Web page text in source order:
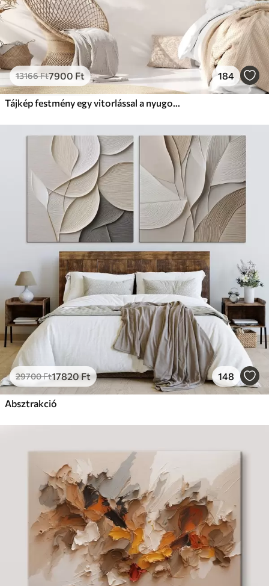
13166Ft7900 Ft 184
Tájkép festmény egy vitorlással a nyugodt tengeren, narancssárga és sárga égbolt, távoli hegyek
29700Ft17820Ft 148
Absztrakció